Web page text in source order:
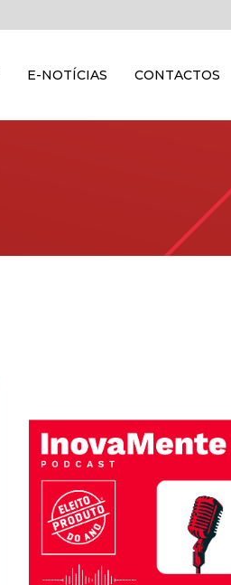
E-NOTÍCIAS CONTACTOS